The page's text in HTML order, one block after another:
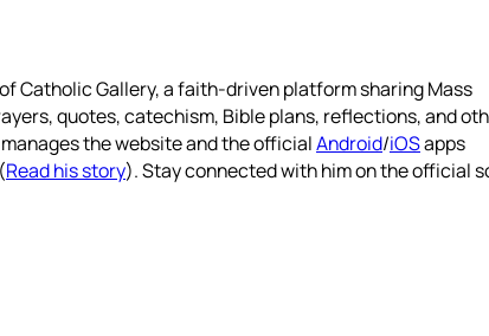
Catholic Gallery, a faith-driven platform sharing Mass
quotes, catechism, Bible plans, reflections, and
the website and the officialAndroid/iOSapps
Read his story). Stay connected with him on the official